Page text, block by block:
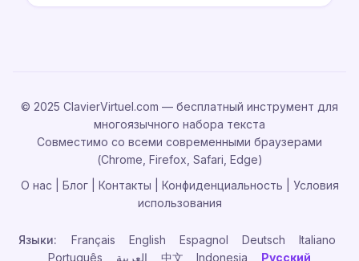
© 2025 ClavierVirtuel.com — бесплатный инструмент для
многоязычного набора текста
Совместимо со всеми современными браузерами
(Chrome, Firefox, Safari, Edge)
О нас
Блог| Контакты Конфиденциальность
Условия
использования
Языки: Français English Espagnol Deutsch
Italiano
Português
中文 Indonesia Русский